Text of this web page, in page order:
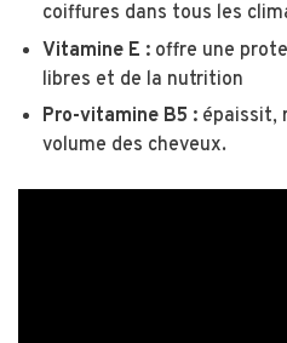
coiffures dans tous les
Vitamine E : offre une
libres et de la nutrition
Pro-vitamine B5 : épaissit,
volume des cheveux.